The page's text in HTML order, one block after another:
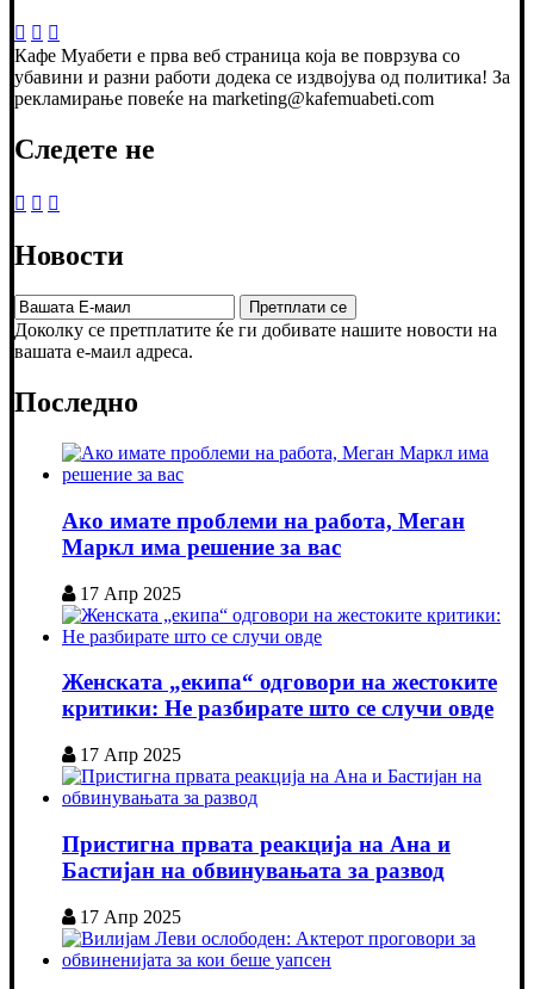
Кафе Муабети е прва веб страница која ве поврзува со
убавини и разни работи додека се издвојува од политика! За
рекламирање повеќе на marketing@kafemuabeti.com
Следете не
Новости
Доколку се претплатите ќе ги добивате нашите новости на
вашата е-маил адреса.
Последно
Ако имате проблеми на работа, Меган
Маркл има решение за вас
17 Апр 2025
Женската „екипа“ одговори на жестоките
критики: Не разбирате што се случи овде
17 Апр 2025
Пристигна првата реакција на Ана и
Бастијан на обвинувањата за развод
17 Апр 2025